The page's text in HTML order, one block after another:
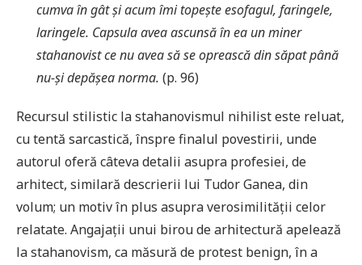
cumva în gât și acum îmi topește esofagul, faringele,
laringele. Capsula avea ascunsă în ea un miner
stahanovist ce nu avea să se oprească din săpat până
nu-și depășea norma. (p. 96)
Recursul stilistic la stahanovismul nihilist este reluat,
cu tentă sarcastică, înspre finalul povestirii, unde
autorul oferă câteva detalii asupra profesiei, de
arhitect, similară descrierii lui Tudor Ganea, din
volum; un motiv în plus asupra verosimilității celor
relatate. Angajații unui birou de arhitectură apelează
la stahanovism, ca măsură de protest benign, în a